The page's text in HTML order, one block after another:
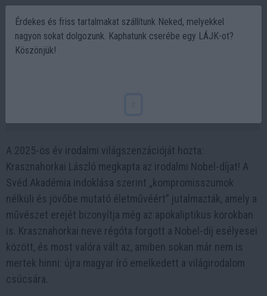
A 2025-ös év irodalmi világszenzációját hozta:
Krasznahorkai László megkapta az irodalmi Nobel-díjat! A
Svéd Akadémia indoklása szerint „kompromisszumok
nélküli és jövőbe mutató életművéért” jutalmazták, amely a
művészet erejét bizonyítja még az apokaliptikus korokban
is. Krasznahorkai neve régóta forgott a Nobel-díj esélyesei
között, és most valóra vált az, amiben sokan már nem is
mertek hinni: újra magyar író emelkedett a világirodalom
csúcsára.
Érdekes és friss tartalmakat szállítunk Neked, melyekkel
nagyon sokat dolgozunk. Kaphatunk cserébe egy LÁJK-ot?
Köszönjük!